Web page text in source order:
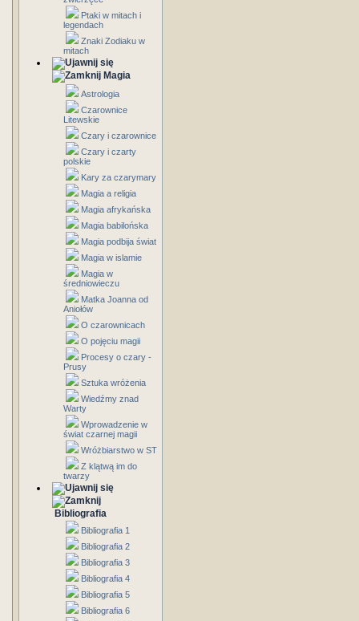
Ptaki w mitach i
legendach
Znaki Zodiaku w
mitach
Magia
Astrologia
Czarownice
Litewskie
Czary i czarownice
Czary i czarty
polskie
Kary za czarymary
Magia a religia
Magia afrykańska
Magia babilońska
Magia podbija świat
Magia w islamie
Magia w
średniowieczu
Matka Joanna od
Aniołów
O czarownicach
O pojęciu magii
Procesy o czary -
Prusy
Sztuka wróżenia
Wiedźmy znad
Warty
Wprowadzenie w
świat czarnej magii
Wróżbiarstwo w ST
Z klątwą im do
twarzy
Bibliografia
Bibliografia 1
Bibliografia 2
Bibliografia 3
Bibliografia 4
Bibliografia 5
Bibliografia 6